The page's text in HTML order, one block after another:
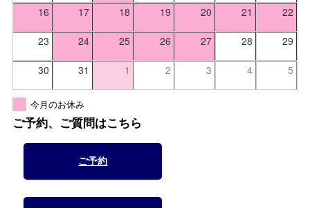
16 17 18 19 20 21 22
23 24 25 26 27 28 29
30 31 1 2 3 4 5
今月のお休み
ご予約、ご質問はこちら
ご予約